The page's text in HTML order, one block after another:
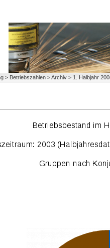
> Betriebszahlen > Archiv > 1. Halbjahr